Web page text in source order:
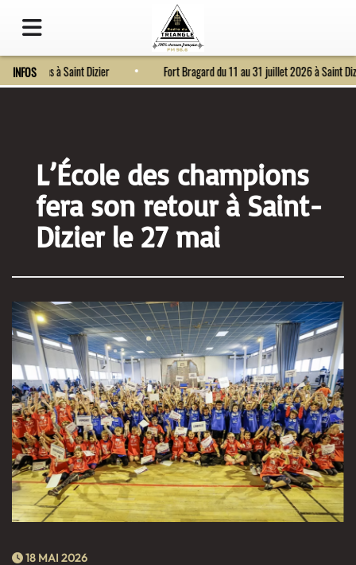
INFOS
les 11-18 ans à Saint Dizier Fort Bragard du 11 au 31 juillet 2026 à Saint
L’École des champions
fera son retour à Saint-
Dizier le 27 mai
18 MAI 2026